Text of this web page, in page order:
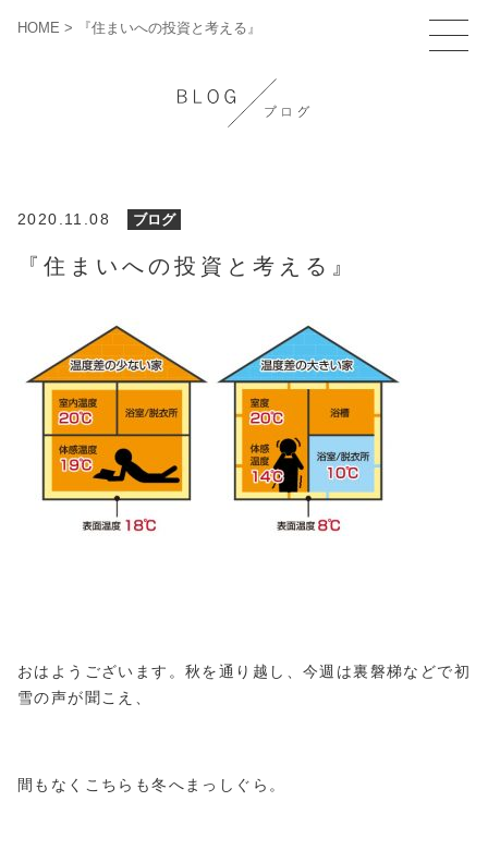
HOME > 『住まいへの投資と考える』
2020.11.08 ブログ
『住まいへの投資と考える』
おはようございます。秋を通り越し、今週は裏磐梯などで初
雪の声が聞こえ、
間もなくこちらも冬へまっしぐら。